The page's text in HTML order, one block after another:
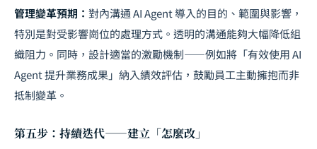
管理變革預期： 對內溝通 AI Agent 導入的目的、範圍與影響，
特別是對受影響崗位的處理方式。透明的溝通能夠大幅降低組
織阻力。同時，設計適當的激勵機制——例如將「有效使用 AI
Agent 提升業務成果」納入績效評估，鼓勵員工主動擁抱而非
抵制變革。
第五步：持續迭代——建立「怎麼改」